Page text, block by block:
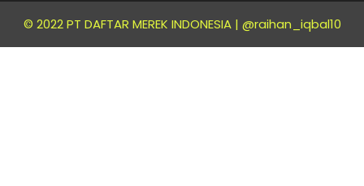
© 2022 PT DAFTAR MEREK INDONESIA | @raihan_iqbal10